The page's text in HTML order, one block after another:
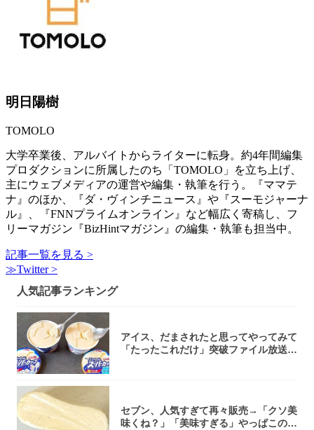
明日陽樹
TOMOLO
大学卒業後、アルバイトからライターに転身。約4年間編集
プロダクションに所属したのち「TOMOLO」を立ち上げ、
主にウェブメディアの運営や編集・執筆を行う。『ママテ
ナ』のほか、『ダ・ヴィンチニュース』や『スーモジャーナ
ル』、『FNNプライムオンライン』など幅広く寄稿し、フ
リーマガジン『BizHintマガジン』の編集・執筆も担当中。
記事一覧を見る >
≫Twitter >
人気記事ランキング
アイス、だまされたと思ってやってみて
「たったこれだけ」突破ファイル放送で
セブン、人気すぎて再々販売→「クソ美
味くね？」「美味すぎる」やっぱこのク